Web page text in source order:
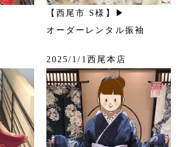
【西尾市 S様】▶
オーダーレンタル振袖
2025/1/1西尾本店